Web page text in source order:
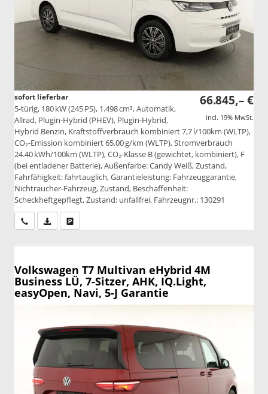
66.845,– €
incl. 19% MwSt.
sofort lieferbar
5-türig, 180 kW (245 PS), 1.498 cm³, Automatik,
Allrad, Plugin-Hybrid (PHEV), Plugin-Hybrid,
Hybrid Benzin, Kraftstoffverbrauch kombiniert 7,7 l/100km (WLTP),
CO₂-Emission kombiniert 65.00 g/km (WLTP), Stromverbrauch
24.40 kWh/100km (WLTP), CO₂-Klasse B (gewichtet, kombiniert), F
(bei entladener Batterie), Außenfarbe: Candy Weiß, Zustand,
Fahrfähigkeit: fahrtauglich, Garantieleistung: Fahrzeuggarantie,
Nichtraucher-Fahrzeug, Zustand, Beschaffenheit:
Scheckheftgepflegt, Zustand: unfallfrei, Fahrzeugnr.: 130291
Wir rufen Sie anPDF-Datei, Fahrzeugexposé drucken
Volkswagen T7 Multivan eHybrid 4M
Business LÜ, 7-Sitzer, AHK, IQ.Light,
easyOpen, Navi, 5-J Garantie